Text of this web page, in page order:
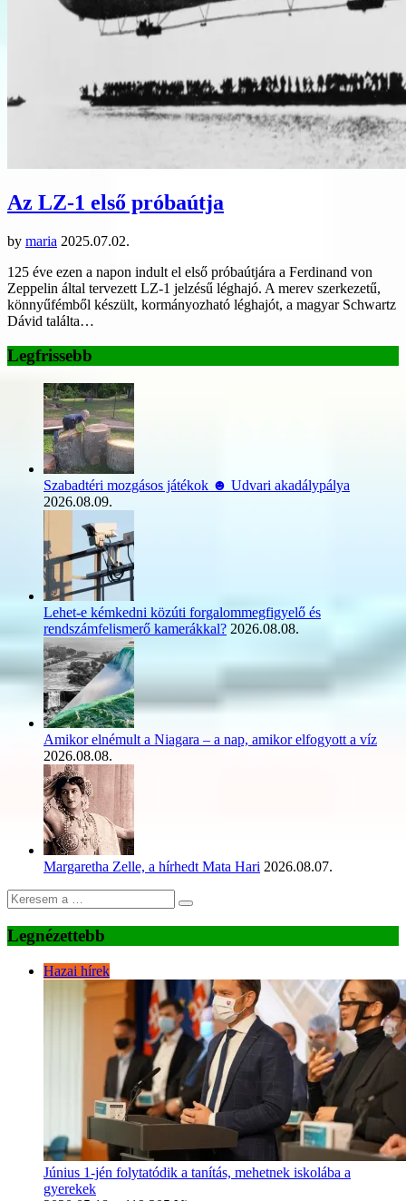
Az LZ-1 első próbaútja
by maria 2025.07.02.
125 éve ezen a napon indult el első próbaútjára a Ferdinand von
Zeppelin által tervezett LZ-1 jelzésű léghajó. A merev szerkezetű,
könnyűfémből készült, kormányozható léghajót, a magyar Schwartz
Dávid találta…
Legfrissebb
Szabadtéri mozgásos játékok ☻ Udvari akadálypálya
2026.08.09.
Lehet-e kémkedni közúti forgalommegfigyelő és
rendszámfelismerő kamerákkal? 2026.08.08.
Amikor elnémult a Niagara – a nap, amikor elfogyott a víz
2026.08.08.
Margaretha Zelle, a hírhedt Mata Hari 2026.08.07.
Legnézettebb
Hazai hírek
Június 1-jén folytatódik a tanítás, mehetnek iskolába a
gyerekek